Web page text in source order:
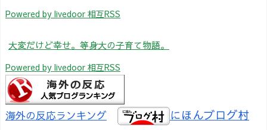
Powered by livedoor 相互RSS
大変だけど幸せ。等身大の子育て物語。
Powered by livedoor 相互RSS
海外の反応ランキング にほんブログ村